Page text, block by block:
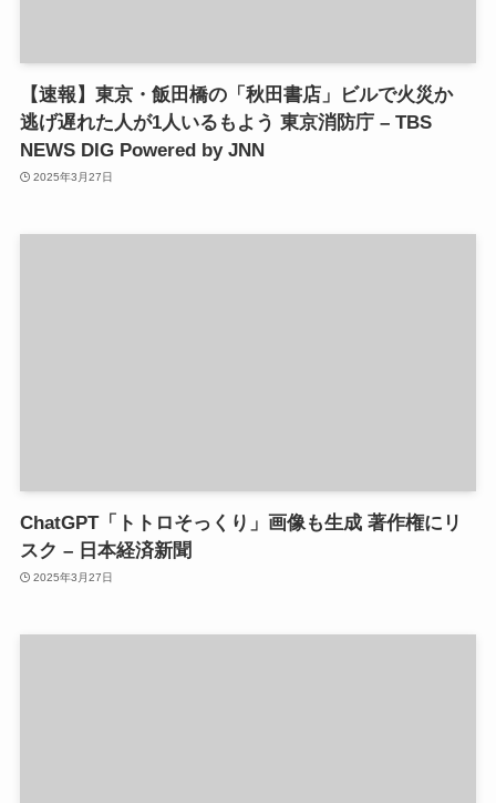
【速報】東京・飯田橋の「秋田書店」ビルで火災か
逃げ遅れた人が1人いるもよう 東京消防庁 – TBS
NEWS DIG Powered by JNN
2025年3月27日
ChatGPT「トトロそっくり」画像も生成 著作権にリ
スク – 日本経済新聞
2025年3月27日